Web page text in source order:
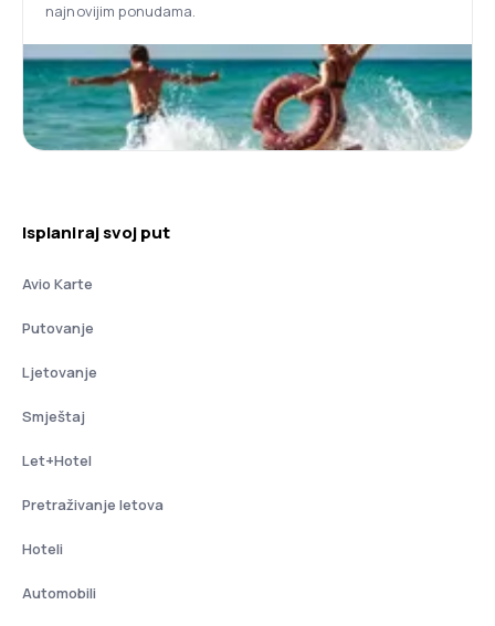
najnovijim ponudama.
Isplaniraj svoj put
Avio Karte
Putovanje
Ljetovanje
Smještaj
Let+Hotel
Pretraživanje letova
Hoteli
Automobili